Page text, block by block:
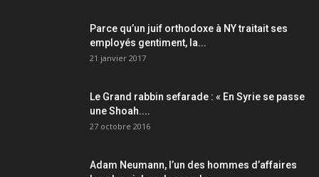
Parce qu’un juif orthodoxe à NY traitait ses
employés gentiment, la...
21 janvier 2017
Le Grand rabbin sefarade : « En Syrie se passe
une Shoah....
27 octobre 2016
Adam Neumann, l’un des hommes d’affaires